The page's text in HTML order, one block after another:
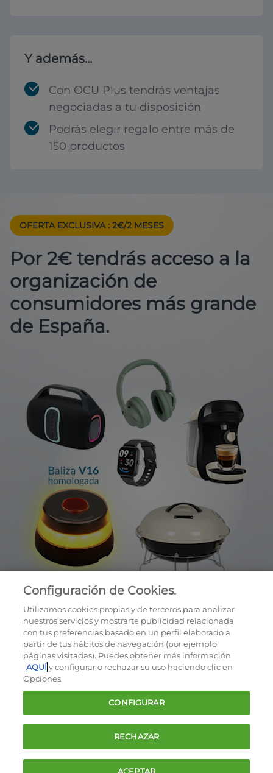
Y además...
Con OCU Plus tendrás ventajas
negociadas a tu disposición
Podrás elegir regalo entre más de
150 productos
OFERTA EXCLUSIVA : 2€/2 MESES
Por 2€ tendrás acceso a la
organización de
consumidores más grande
de España.
Cookies
Política de privacidad
Términos y condiciones de la oferta
Contacto
FAQ
Configuración de Cookies.
Utilizamos cookies propias y de terceros para analizar
nuestros servicios y mostrarte publicidad relacionada
con tus preferencias basado en un perfil elaborado a
partir de tus hábitos de navegación (por ejemplo,
páginas visitadas). Puedes obtener más información
AQUÍy configurar o rechazar su uso haciendo clic en
Opciones.
CONFIGURAR
RECHAZAR